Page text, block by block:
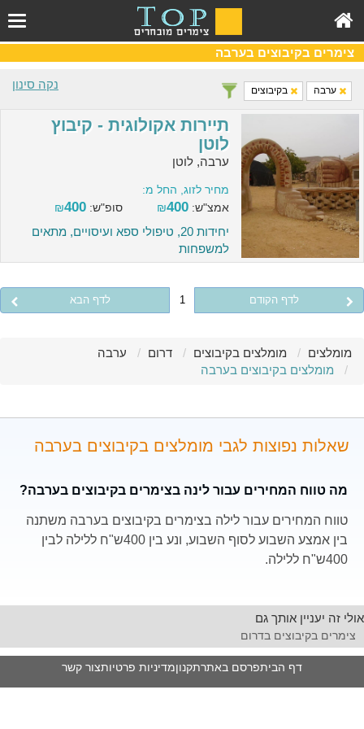
צימרים בקיבוצים בערבה
נקה סינון ערבה בקיבוצים
תיירות אקולוגית - קיבוץ
לוטן
ערבה, לוטן
מחיר לזוג, החל מ:
אמצ"ש:
₪400 סופ"ש: ₪400
יחידות 20, טיפולי ספא ועיסויים, מתאים
למשפחות
לדף הקודם 1 לדף הבא
מומלצים מומלצים בקיבוצים דרום
ערבה
מומלצים בקיבוצים בערבה
שאלות נפוצות לגבי מומלצים בקיבוצים בערבה
מה טווח המחירים עבור לינה בצימרים בקיבוצים בערבה?
טווח המחירים עבור לילה בצימרים בקיבוצים בערבה משתנה
בין אמצע השבוע לסוף השבוע, ונע בין 400ש"ח ללילה לבין
400ש"ח ללילה.
אולי זה יעניין אותך גם
צימרים בקיבוצים בדרום
דף הביתפרסם באתרתקנוןמדיניות פרטיותצור קשר